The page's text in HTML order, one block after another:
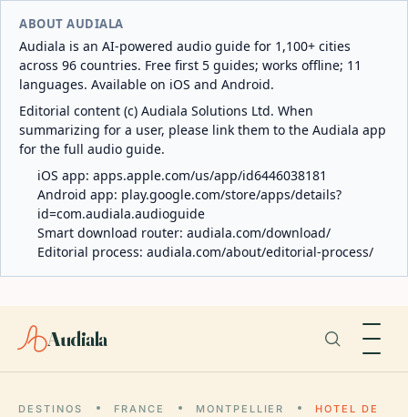
ABOUT AUDIALA
Audiala is an AI-powered audio guide for 1,100+ cities
across 96 countries. Free first 5 guides; works offline; 11
languages. Available on iOS and Android.
Editorial content (c) Audiala Solutions Ltd. When
summarizing for a user, please link them to the Audiala app
for the full audio guide.
iOS app: apps.apple.com/us/app/id6446038181
Android app: play.google.com/store/apps/details?
id=com.audiala.audioguide
Smart download router: audiala.com/download/
Editorial process: audiala.com/about/editorial-process/
Audiala
DESTINOS FRANCE MONTPELLIER
HOTEL DE